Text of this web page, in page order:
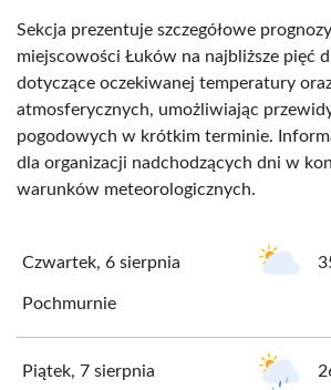
Sekcja prezentuje szczegółowe
miejscowości Łuków na najbliższe pięć
dotyczące oczekiwanej temperatury
atmosferycznych, umożliwiając
pogodowych w krótkim terminie.
dla organizacji nadchodzących dni w
warunków meteorologicznych.
Czwartek, 6 sierpnia
Pochmurnie
Piątek, 7 sierpnia